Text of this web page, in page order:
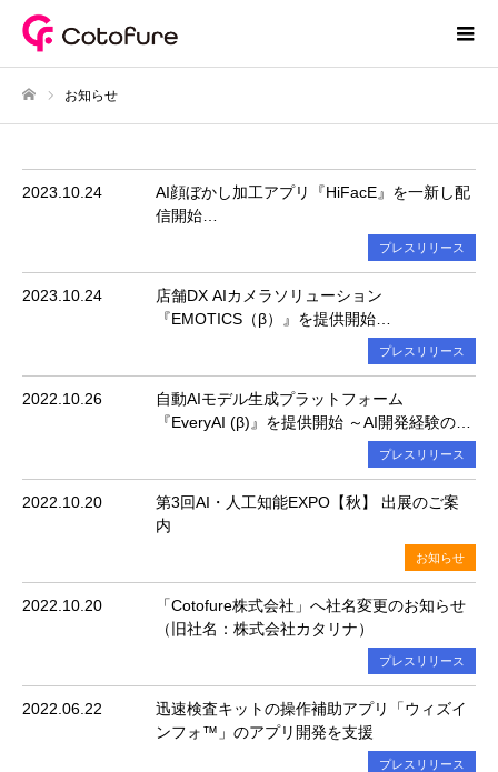
お知らせ
2023.10.24
AI顔ぼかし加工アプリ『HiFacE』を一新し配
信開始
～第4回AI・人工知能EXPO（秋）に出展しア
プレスリリース
2023.10.24
店舗DX AIカメラソリューション
『EMOTICS（β）』を提供開始
～第4回AI・人工知能EXPO（秋）に出展しデ
プレスリリース
2022.10.26
自動AIモデル生成プラットフォーム
『EveryAI (β)』を提供開始 ～AI開発経験のな
い開発者でも画像認識AIモデルをカンタンに
プレスリリース
2022.10.20
第3回AI・人工知能EXPO【秋】 出展のご案
内
お知らせ
2022.10.20
「Cotofure株式会社」へ社名変更のお知らせ
（旧社名：株式会社カタリナ）
プレスリリース
2022.06.22
迅速検査キットの操作補助アプリ「ウィズイ
ンフォ™」のアプリ開発を支援
プレスリリース